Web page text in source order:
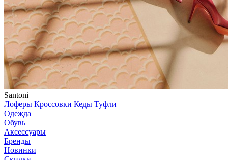
Santoni
Лоферы Кроссовки Кеды Туфли
Одежда
Обувь
Аксессуары
Бренды
Новинки